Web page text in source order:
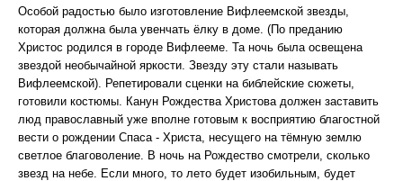
Особой радостью было изготовление Вифлеемской звезды,
которая должна была увенчать ёлку в доме. (По преданию
Христос родился в городе Вифлееме. Та ночь была освещена
звездой необычайной яркости. Звезду эту стали называть
Вифлеемской). Репетировали сценки на библейские сюжеты,
готовили костюмы. Канун Рождества Христова должен заставить
люд православный уже вполне готовым к восприятию благостной
вести о рождении Спаса - Христа, несущего на тёмную землю
светлое благоволение. В ночь на Рождество смотрели, сколько
звезд на небе. Если много, то лето будет изобильным, будет